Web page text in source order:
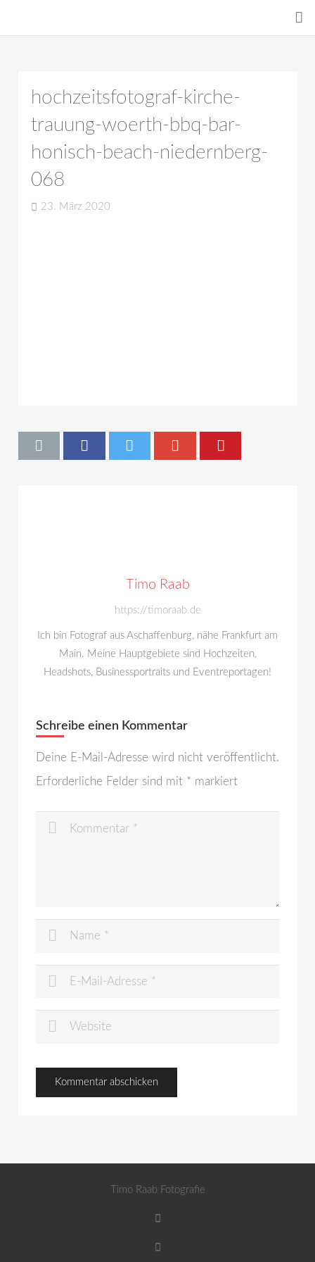
hochzeitsfotograf-kirche-
trauung-woerth-bbq-bar-
honisch-beach-niedernberg-
068
23. März 2020
Timo Raab
https://timoraab.de
Ich bin Fotograf aus Aschaffenburg, nähe Frankfurt am
Main. Meine Hauptgebiete sind Hochzeiten,
Headshots, Businessportraits und Eventreportagen!
Schreibe einen Kommentar
Deine E-Mail-Adresse wird nicht veröffentlicht.
Erforderliche Felder sind mit * markiert
Timo Raab Fotografie